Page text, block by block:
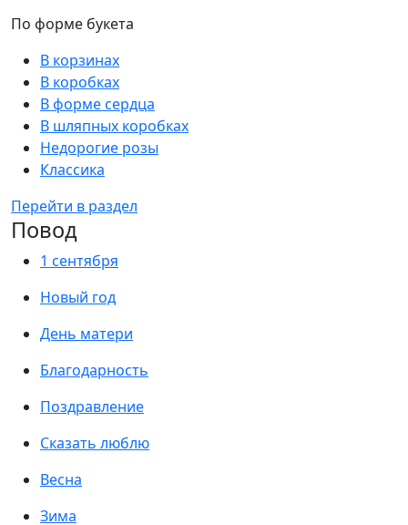
По форме букета
В корзинах
В коробках
В форме сердца
В шляпных коробках
Недорогие розы
Классика
Перейти в раздел
Повод
1 сентября
Новый год
День матери
Благодарность
Поздравление
Сказать люблю
Весна
Зима